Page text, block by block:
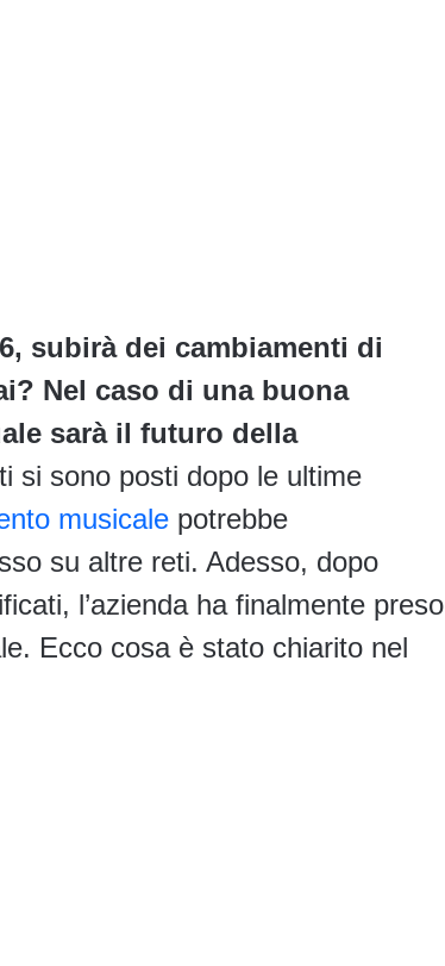
subirà dei cambiamenti di
Nel caso di una buona
sarà il futuro della
si sono posti dopo le ultime
musicale potrebbe
su altre reti. Adesso, dopo
l’azienda ha finalmente preso
Ecco cosa è stato chiarito nel